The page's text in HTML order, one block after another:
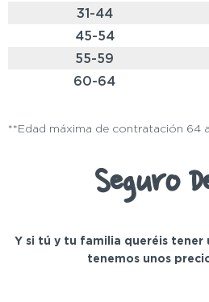
31-44
45-54
55-59
60-64
**Edad máxima de contratación 64
Seguro
Y si tú y tu familia queréis tener
tenemos unos